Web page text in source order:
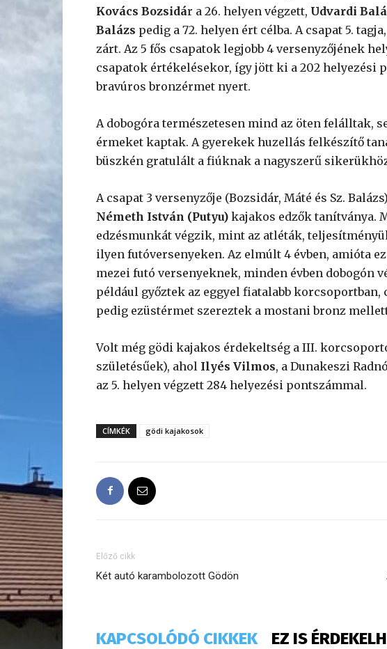
Kovács Bozsidár a 26. helyen végzett, Udvardi
Balázs pedig a 72. helyen ért célba. A csapat 5. tagja,
zárt. Az 5 fős csapatok legjobb 4 versenyzőjének
csapatok értékelésekor, így jött ki a 202 helyezési
bravúros bronzérmet nyert.
A dobogóra természetesen mind az öten felálltak,
érmeket kaptak. A gyerekek huzellás felkészítő
büszkén gratulált a fiúknak a nagyszerű
A csapat 3 versenyzője (Bozsidár, Máté és Sz.
Németh István (Putyu) kajakos edzők tanítványa.
edzésmunkát végzik, mint az atléták,
ilyen futóversenyeken. Az elmúlt 4 évben, amióta
mezei futó versenyeknek, minden évben dobogón
például győztek az eggyel fiatalabb korcsoportban,
pedig ezüstérmet szereztek a mostani bronz
Volt még gödi kajakos érdekeltség a III.
születésűek), ahol Ilyés Vilmos, a Dunakeszi
az 5. helyen végzett 284 helyezési pontszámmal.
CÍMKÉK gödi kajakosok
Előző cikk
Két autó karambolozott Gödön
KAPCSOLÓDÓ CIKKEK EZ IS